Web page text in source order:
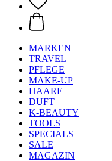
MARKEN
TRAVEL
PFLEGE
MAKE-UP
HAARE
DUFT
K-BEAUTY
TOOLS
SPECIALS
SALE
MAGAZIN